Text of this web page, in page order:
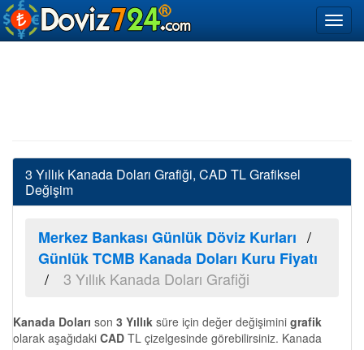
3 Yıllık Kanada Doları Grafiği, CAD TL Grafiksel
Değişim
Merkez Bankası Günlük Döviz Kurları
Günlük TCMB Kanada Doları Kuru Fiyatı
3 Yıllık Kanada Doları Grafiği
Kanada Doları son 3 Yıllık süre için değer değişimini grafik
olarak aşağıdaki CAD TL çizelgesinde görebilirsiniz. Kanada